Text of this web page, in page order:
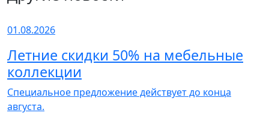
01.08.2026
Летние скидки 50% на мебельные
коллекции
Специальное предложение действует до конца
августа.